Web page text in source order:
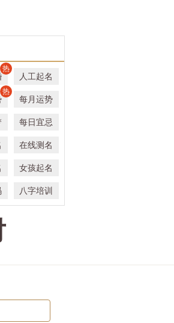
热
人工起名
热
每月运势
每日宜忌
在线测名
女孩起名
八字培训